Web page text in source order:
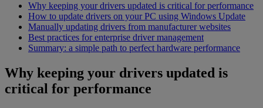
Why keeping your drivers updated is critical for performance
How to update drivers on your PC using Windows Update
Manually updating drivers from manufacturer websites
Best practices for enterprise driver management
Summary: a simple path to perfect hardware performance
Why keeping your drivers updated is
critical for performance